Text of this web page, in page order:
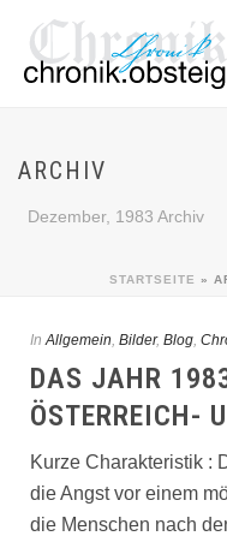
ARCHIV
Dezember, 1983 Archiv
STARTSEITE »
In Allgemein, Bilder, Blog,
DAS JAHR
ÖSTERREICH-
Kurze Charakteristik :
die Angst vor einem
die Menschen nach